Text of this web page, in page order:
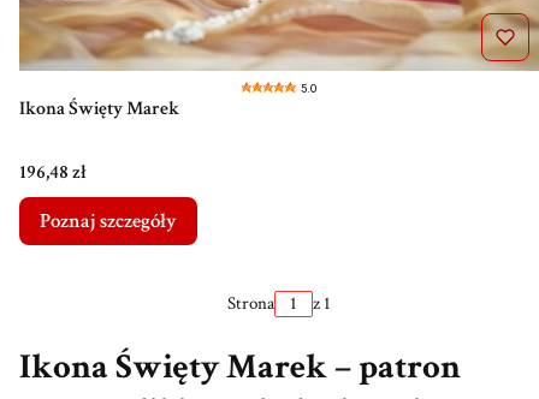
5.0
Ikona Święty Marek
Cena
196,48 zł
Poznaj szczegóły
Strona z 1
Ikona Święty Marek – patron